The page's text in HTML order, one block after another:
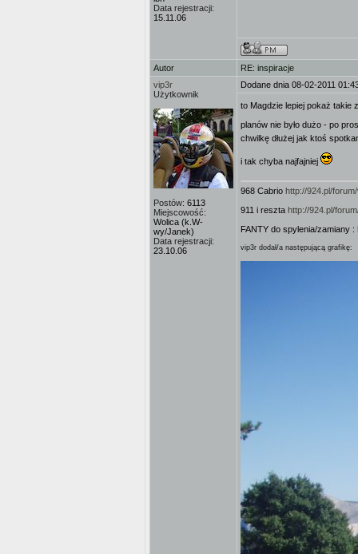
Data rejestracji:
15.11.06
Autor
RE: inspiracje
vip3r
Użytkownik
Postów: 6113
Miejscowość:
Wolica (k.W-
wy/Janek)
Data rejestracji:
23.10.06
Dodane dnia 08-02-2011
to Magdzie lepiej pokaż takie
planów nie było dużo - po
chwilkę dłużej jak ktoś
i tak chyba najfajniej
968 Cabrio http://924.pl/
911 i reszta http://924.pl/
FANTY do spylenia/zamiany :
vip3r dodał/a następującą grafikę: